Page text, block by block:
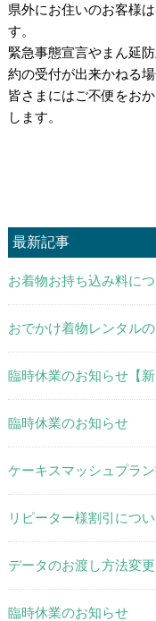
県外にお住いのお客様
す。
緊急事態宣言やまん延
約の受付が出来かねる
皆さまにはご不便をお
します。
最新記事
お着物お持ち込み料に
おでかけ着物レンタル
臨時休業のお知らせ【新
臨時休業のお知らせ
ケーキスマッシュプラ
リピーター様割引につ
データのお渡し方法変
臨時休業のお知らせ